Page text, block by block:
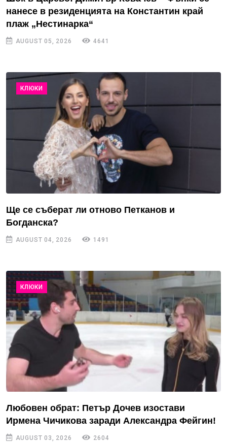
нанесе в резиденцията на Константин край
плаж „Нестинарка“
AUGUST 05, 2026 4641
КЛЮКИ
Ще се съберат ли отново Петканов и
Богданска?
AUGUST 04, 2026 1491
КЛЮКИ
Любовен обрат: Петър Дочев изостави
Ирмена Чичикова заради Александра Фейгин!
AUGUST 03, 2026 2604